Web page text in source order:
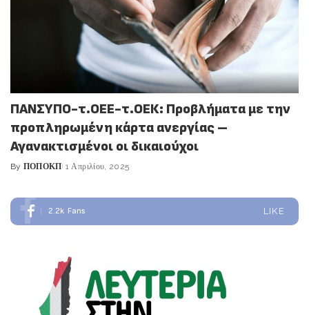
ΠΑΝΣΥΠΟ-τ.ΟΕΕ-τ.ΟΕΚ: Προβλήματα με την
προπληρωμένη κάρτα ανεργίας –
Αγανακτισμένοι οι δικαιούχοι
Posted
By ΠΟΠΟΚΠ 1 Απριλίου, 2025
2.2k Fans LIKE